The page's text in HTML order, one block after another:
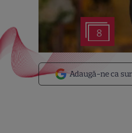
8
Adaugă-ne ca